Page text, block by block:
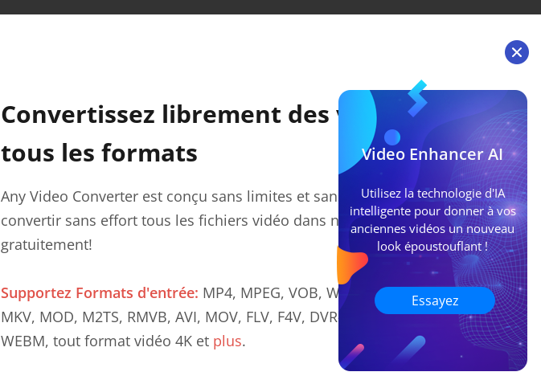
Convertissez librement des vidéos entre
tous les formats
Any Video Converter est conçu sans limites et sans frais. Il vous permet de
convertir sans effort tous les fichiers vidéo dans n'importe quel format
gratuitement!
Supportez Formats d'entrée: MP4, MPEG, VOB, WMV, H264, H265, 3GP, 3G2,
MKV, MOD, M2TS, RMVB, AVI, MOV, FLV, F4V, DVR-MS, TOD, DV, MXF, OGG,
WEBM, tout format vidéo 4K et plus.
Video Enhancer AI
Utilisez la technologie d'IA
intelligente pour donner à vos
anciennes vidéos un nouveau
look époustouflant !
Essayez